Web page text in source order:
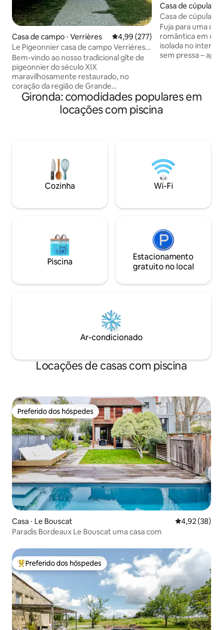
Casa de campo ⋅ Verrières 4,99 de uma avaliação média de
4,99 (277)
Le Pigeonnier casa de campo Verriéres,
Cognac
Bem-vindo ao nosso tradicional gîte de
pigeonnier do século XIX
maravilhosamente restaurado, no
coração da região de Grande
Champagne, em Cognac.
Cuidadosamente renovado para
oferecer um espaçoso layout em plano
criado para garantir uma estadia
inesquecível, desde comodidades
modernas até aqueles toques rústicos
encantadores. Perfeito para essas
rejuvenescedora. O melhor retiro para
Casa de cúpula ⋅
ges-des-Agoûts
Casa de cúpula
observação de
nascer do sol
Fuja para uma
romântica em
isolada no interior
sem pressa –
relaxe junto ao
estrelas. Uma
aconchegante e
floresta e
Gironda: comodidades populares em
locações com piscina
Cozinha Wi-Fi
Piscina
Estacionamento
gratuito no local
Ar-condicionado
Locações de casas com piscina
Preferido dos hóspedes
Preferido dos hóspedes
Casa ⋅ Le Bouscat 4,92 de uma
4,92 (38)
Paradis Bordeaux Le Bouscat uma casa com
Entre os melhores preferidos dos hóspedes
Preferido dos hóspedes